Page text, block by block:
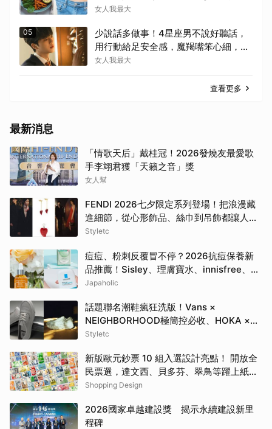
住食慾更容易瘦！
女人我最大
05
少說話多做事！4星座男不說好聽話，
用行動給足安全感，魔羯嘴笨心細，
「這位」從不畫餅最深情～
女人我最大
查看更多
最新消息
「情歌天后」戴桂冠！2026發燒友最愛歌
手李翊君獲「天籟之音」獎
女人幫
FENDI 2026七夕限定系列登場！把浪漫藏
進細節，從心形飾品、絲巾到吊飾都讓人一
眼心動
Styletc
痘痘、粉刺反覆冒不停？2026抗痘保養新
品推薦！Sisley、理膚寶水、innisfree、
Bifesta 4大爆款一次看
Japaholic
話題聯名潮鞋瘋狂洗版！Vans ×
NEIGHBORHOOD極簡控必收、HOKA ×
BEAMS根本穿上腳的藝術品
Styletc
新版歐元鈔票 10 組入選設計亮點！ 開放全
民票選，達文西、貝多芬、翠鳥等躍上紙鈔
一次看
Shopping Design
2026國家卓越建設獎 揭示永續建設新里
程碑